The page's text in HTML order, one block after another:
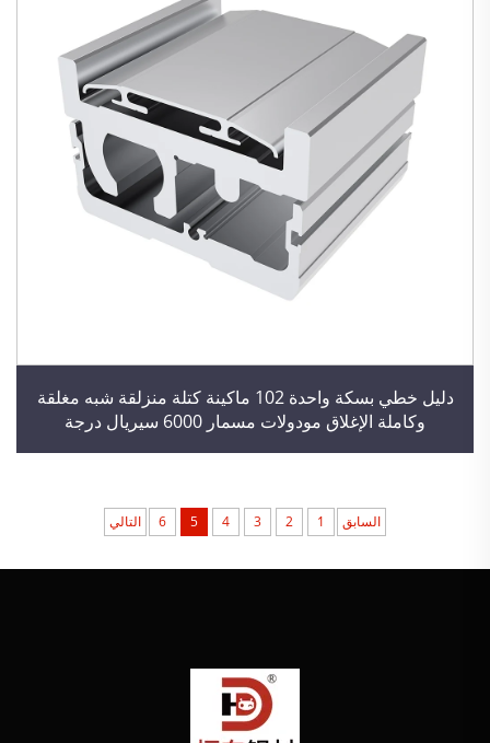
دليل خطي بسكة واحدة 102 ماكينة كتلة منزلقة شبه مغلقة
وكاملة الإغلاق مودولات مسمار 6000 سيريال درجة
السابق 1
2
3
4
5
6 التالي